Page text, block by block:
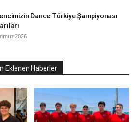
Dance Türkiye Şampiyonası
2026
Eklenen Haberler